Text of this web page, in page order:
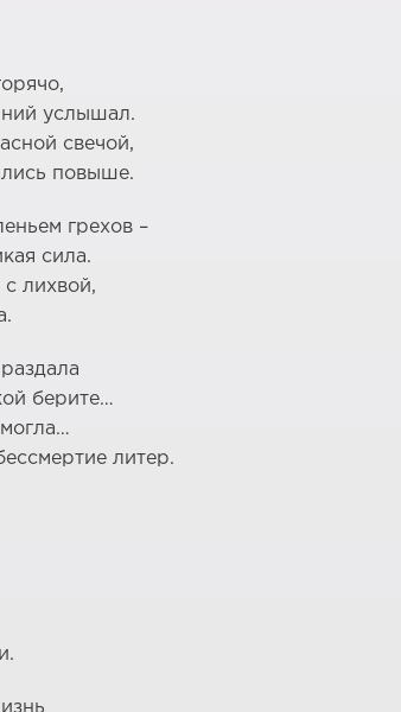
услышал.
свечой,
повыше.
грехов –
сила.
лихвой,
берите…
литер.